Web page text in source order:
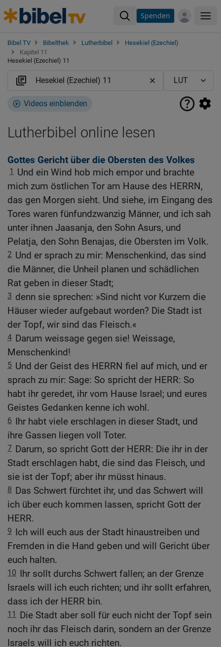
Spenden
Bibel TV Bibelthek Lutherbibel
Hesekiel (Ezechiel)
Kapitel 11
Hesekiel (Ezechiel) 11
Videos einblenden
Lutherbibel online lesen
Gottes Gericht über die Obersten des Volkes
1
Und ein Wind hob mich empor und brachte
mich zum östlichen Tor am Hause des HERRN,
das gen Morgen sieht. Und siehe, im Eingang des
Tores waren fünfundzwanzig Männer, und ich sah
unter ihnen Jaasanja, den Sohn Asurs, und
Pelatja, den Sohn Benajas, die Obersten im Volk.
2 Und er sprach zu mir: Menschenkind, das sind
die Männer, die Unheil planen und schädlichen
Rat geben in dieser Stadt;
3 denn sie sprechen: »Sind nicht vor Kurzem die
Häuser wieder aufgebaut worden? Die Stadt ist
der Topf, wir sind das Fleisch.«
4 Darum weissage gegen sie! Weissage,
Menschenkind!
5 Und der Geist des HERRN fiel auf mich, und er
sprach zu mir: Sage: So spricht der HERR: So
habt ihr geredet, ihr vom Hause Israel; und eures
Geistes Gedanken kenne ich wohl.
6 Ihr habt viele erschlagen in dieser Stadt, und
ihre Gassen liegen voll Toter.
7 Darum, so spricht Gott der HERR: Die ihr in der
Stadt erschlagen habt, die sind das Fleisch, und
sie ist der Topf; aber ihr müsst hinaus.
8 Das Schwert fürchtet ihr, und das Schwert will
ich über euch kommen lassen, spricht Gott der
HERR.
9 Ich will euch aus der Stadt hinaustreiben und
Fremden in die Hand geben und will Gericht über
euch halten.
10 Ihr sollt durchs Schwert fallen; an der Grenze
Israels will ich euch richten; und ihr sollt erfahren,
dass ich der HERR bin.
11
Die Stadt aber soll für euch nicht der Topf sein
noch ihr das Fleisch darin, sondern an der Grenze
Israels will ich euch richten.